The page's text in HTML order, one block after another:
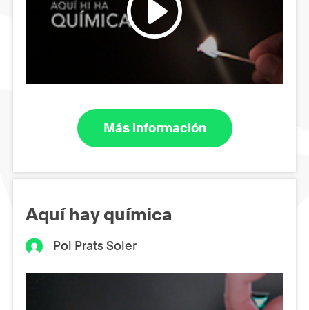
Más información
Aquí hay química
Pol Prats Soler